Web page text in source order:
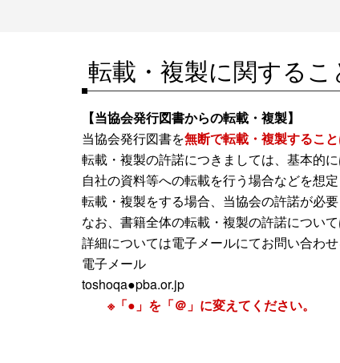
転載・複製に関するこ
【当協会発行図書からの転載・複製】
当協会発行図書を無断で転載・複製するこ
転載・複製の許諾につきましては、基本的
自社の資料等への転載を行う場合などを想定
転載・複製をする場合、当協会の許諾が必要
なお、書籍全体の転載・複製の許諾につい
詳細については電子メールにてお問い合わせ
電子メール
toshoqa●pba.or.jp
※「●」を「＠」に変えてください。